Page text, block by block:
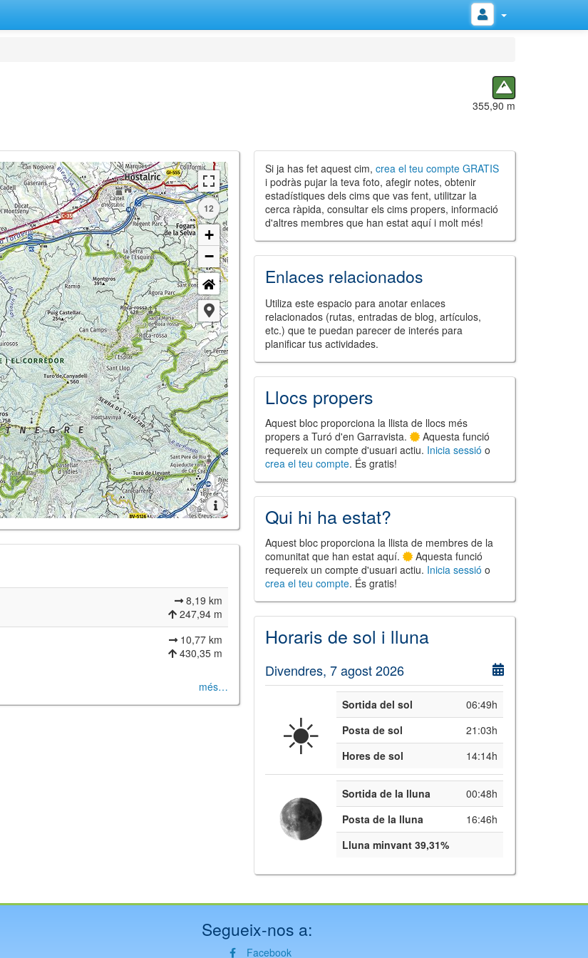
355,90 m
12
+
−
8,19 km
247,94 m
10,77 km
430,35 m
més…
Si ja has fet aquest cim,crea el teu compte GRATIS
i podràs pujar la teva foto, afegir notes, obtenir
estadístiques dels cims que vas fent, utilitzar la
cerca ràpida, consultar els cims propers, informació
d'altres membres que han estat aquí i molt més!
Enlaces relacionados
Utiliza este espacio para anotar enlaces
relacionados (rutas, entradas de blog, artículos,
etc.) que te puedan parecer de interés para
planificar tus actividades.
Llocs propers
Aquest bloc proporciona la llista de llocs més
propers a Turó d'en Garravista.
Aquesta funció
requereix un compte d'usuari actiu. Inicia sessió o
crea el teu compte. És gratis!
Qui hi ha estat?
Aquest bloc proporciona la llista de membres de la
comunitat que han estat aquí.
Aquesta funció
requereix un compte d'usuari actiu. Inicia sessió o
crea el teu compte. És gratis!
Horaris de sol i lluna
Divendres, 7 agost 2026
☀️ Sortida del sol
06:49h
Posta de sol
21:03h
Hores de sol
14:14h
Sortida de la lluna
00:48h
Posta de la lluna
16:46h
Lluna minvant 39,31%
Segueix-nos a:
Facebook